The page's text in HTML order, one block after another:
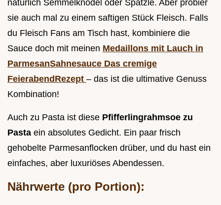
natürlich Semmelknödel oder Spätzle. Aber probier
sie auch mal zu einem saftigen Stück Fleisch. Falls
du Fleisch Fans am Tisch hast, kombiniere die
Sauce doch mit meinen Medaillons mit Lauch in
ParmesanSahnesauce Das cremige
FeierabendRezept – das ist die ultimative Genuss
Kombination!
Auch zu Pasta ist diese Pfifferlingrahmsoe zu
Pasta ein absolutes Gedicht. Ein paar frisch
gehobelte Parmesanflocken drüber, und du hast ein
einfaches, aber luxuriöses Abendessen.
Nährwerte (pro Portion):